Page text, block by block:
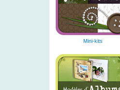
Mini-kits